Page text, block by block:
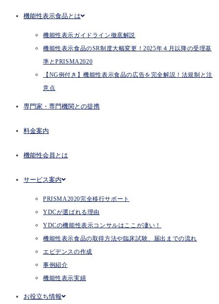
機能性表示食品とは
機能性表示ガイドライン徹底解説
機能性表示食品のSR制度大幅変更！2025年４月以降の受理基
準とPRISMA2020
【NG例付き】機能性表示食品の広告を完全解説！法規制と注
意点
専門家・専門機関との提携
料金案内
機能性会員とは
サービス案内
PRISMA2020完全移行サポート
YDCが選ばれる理由
YDCの機能性表示コンサルはここが凄い！
機能性表示食品の取得方法や臨床試験、届出までの流れ
エビデンスの作成
事例紹介
機能性表示実績
お役立ち情報